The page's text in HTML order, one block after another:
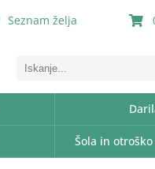
Seznam želja
Šola in